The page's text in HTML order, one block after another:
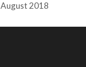
August 2018